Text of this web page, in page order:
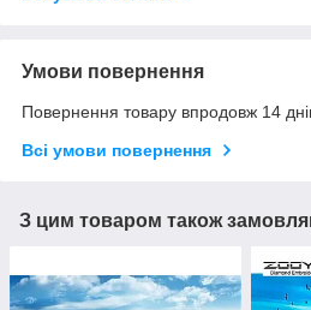
Умови повернення
Повернення товару впродовж 14
Всі умови повернення
З цим товаром також